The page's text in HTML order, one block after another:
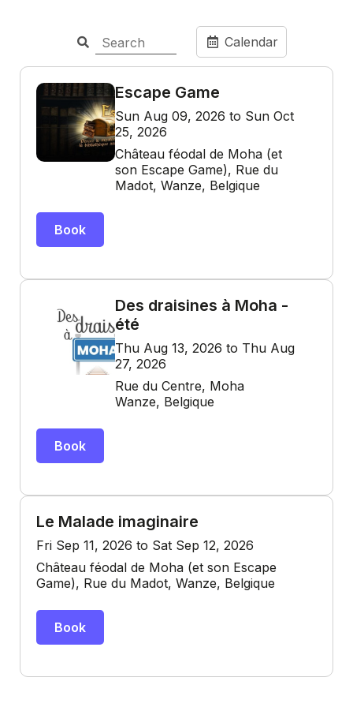
Calendar
Escape Game
Sun Aug 09, 2026 to Sun Oct
25, 2026
Château féodal de Moha (et
son Escape Game), Rue du
Madot, Wanze, Belgique
Book
Des draisines à Moha -
été
Thu Aug 13, 2026 to Thu Aug
27, 2026
Rue du Centre, Moha
Wanze, Belgique
Book
Le Malade imaginaire
Fri Sep 11, 2026 to Sat Sep 12, 2026
Château féodal de Moha (et son Escape
Game), Rue du Madot, Wanze, Belgique
Book